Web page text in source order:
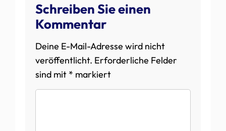
Schreiben Sie einen
Kommentar
Deine E-Mail-Adresse wird nicht
veröffentlicht. Erforderliche Felder
sind mit * markiert